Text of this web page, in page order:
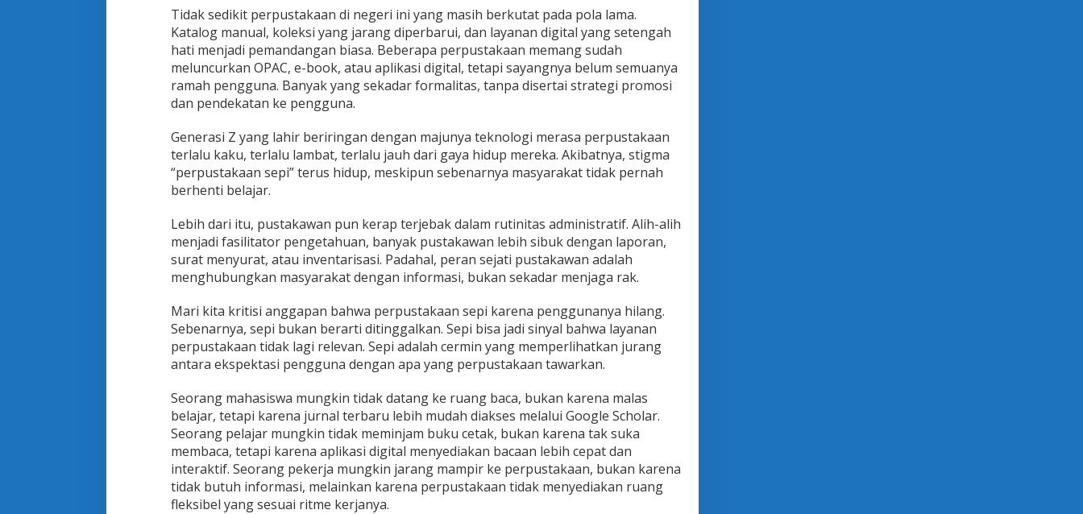
Tidak sedikit perpustakaan di negeri ini yang masih berkutat pada pola lama.
Katalog manual, koleksi yang jarang diperbarui, dan layanan digital yang setengah
hati menjadi pemandangan biasa. Beberapa perpustakaan memang sudah
meluncurkan OPAC, e-book, atau aplikasi digital, tetapi sayangnya belum semuanya
ramah pengguna. Banyak yang sekadar formalitas, tanpa disertai strategi promosi
dan pendekatan ke pengguna.
Generasi Z yang lahir beriringan dengan majunya teknologi merasa perpustakaan
terlalu kaku, terlalu lambat, terlalu jauh dari gaya hidup mereka. Akibatnya, stigma
“perpustakaan sepi” terus hidup, meskipun sebenarnya masyarakat tidak pernah
berhenti belajar.
Lebih dari itu, pustakawan pun kerap terjebak dalam rutinitas administratif. Alih-alih
menjadi fasilitator pengetahuan, banyak pustakawan lebih sibuk dengan laporan,
surat menyurat, atau inventarisasi. Padahal, peran sejati pustakawan adalah
menghubungkan masyarakat dengan informasi, bukan sekadar menjaga rak.
Mari kita kritisi anggapan bahwa perpustakaan sepi karena penggunanya hilang.
Sebenarnya, sepi bukan berarti ditinggalkan. Sepi bisa jadi sinyal bahwa layanan
perpustakaan tidak lagi relevan. Sepi adalah cermin yang memperlihatkan jurang
antara ekspektasi pengguna dengan apa yang perpustakaan tawarkan.
Seorang mahasiswa mungkin tidak datang ke ruang baca, bukan karena malas
belajar, tetapi karena jurnal terbaru lebih mudah diakses melalui Google Scholar.
Seorang pelajar mungkin tidak meminjam buku cetak, bukan karena tak suka
membaca, tetapi karena aplikasi digital menyediakan bacaan lebih cepat dan
interaktif. Seorang pekerja mungkin jarang mampir ke perpustakaan, bukan karena
tidak butuh informasi, melainkan karena perpustakaan tidak menyediakan ruang
fleksibel yang sesuai ritme kerjanya.